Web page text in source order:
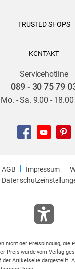
TRUSTED SHOPS
KONTAKT
Servicehotline
089 - 30 75 79
Mo. - Sa. 9.00 - 18.00
AGB Impressum
nicht der Preisbindung, die
Preis wurde vom Verlag
der Artikelseite dargestellt.